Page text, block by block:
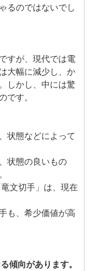
るのではないでし
すが、現代では電
大幅に減少し、か
しかし、中には驚
です。
状態などによって
状態の良いもの
文切手」は、現在
も、希少価値が高
傾向があります。